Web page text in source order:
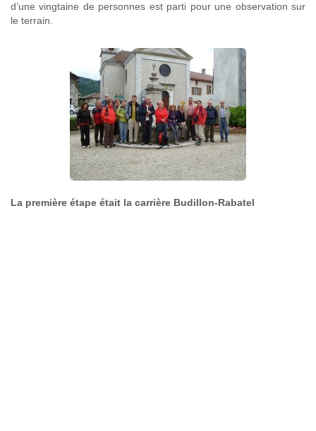
d’une vingtaine de personnes est parti pour une observation sur
le terrain.
La première étape était la carrière Budillon-Rabatel